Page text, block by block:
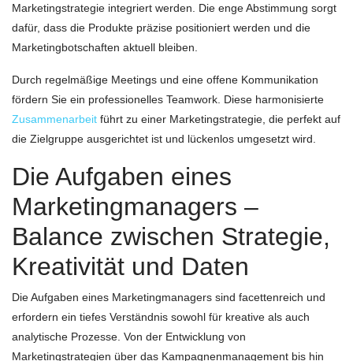
Marketingstrategie integriert werden. Die enge Abstimmung sorgt
dafür, dass die Produkte präzise positioniert werden und die
Marketingbotschaften aktuell bleiben.
Durch regelmäßige Meetings und eine offene Kommunikation
fördern Sie ein professionelles Teamwork. Diese harmonisierte
Zusammenarbeit führt zu einer Marketingstrategie, die perfekt auf
die Zielgruppe ausgerichtet ist und lückenlos umgesetzt wird.
Die Aufgaben eines
Marketingmanagers –
Balance zwischen Strategie,
Kreativität und Daten
Die Aufgaben eines Marketingmanagers sind facettenreich und
erfordern ein tiefes Verständnis sowohl für kreative als auch
analytische Prozesse. Von der Entwicklung von
Marketingstrategien über das Kampagnenmanagement bis hin